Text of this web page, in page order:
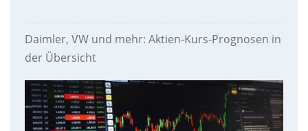
Daimler, VW und mehr: Aktien-Kurs-Prognosen in
der Übersicht